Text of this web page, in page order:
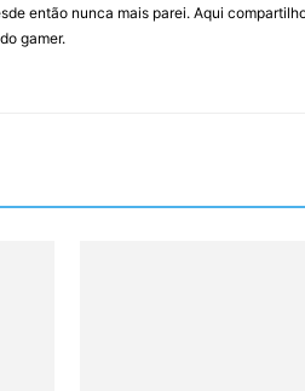
então nunca mais parei. Aqui
gamer.